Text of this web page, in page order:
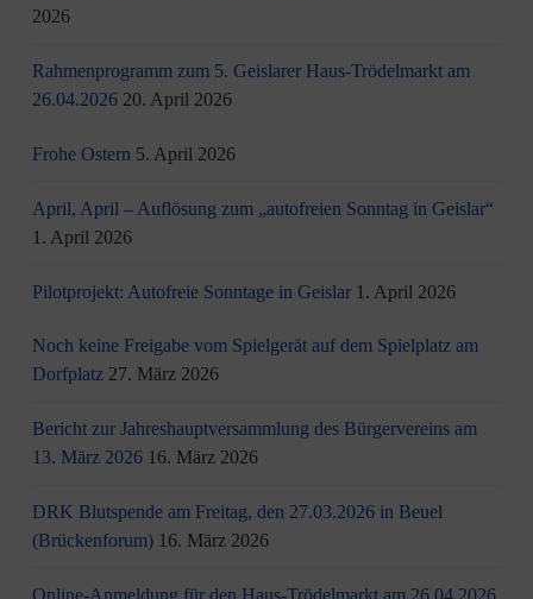
2026
Rahmenprogramm zum 5. Geislarer Haus-Trödelmarkt am
26.04.2026 20. April 2026
Frohe Ostern 5. April 2026
April, April – Auflösung zum „autofreien Sonntag in Geislar“
1. April 2026
Pilotprojekt: Autofreie Sonntage in Geislar 1. April 2026
Noch keine Freigabe vom Spielgerät auf dem Spielplatz am
Dorfplatz 27. März 2026
Bericht zur Jahreshauptversammlung des Bürgervereins am
13. März 2026 16. März 2026
DRK Blutspende am Freitag, den 27.03.2026 in Beuel
(Brückenforum) 16. März 2026
Online-Anmeldung für den Haus-Trödelmarkt am 26.04.2026